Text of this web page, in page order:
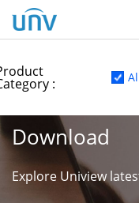
Recurso do Produto
Download
Explore Uniview
: